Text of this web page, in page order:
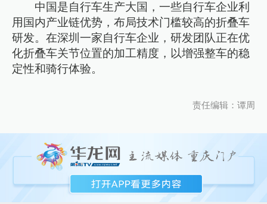
中国是自行车生产大国，一些自行车企业利
用国内产业链优势，布局技术门槛较高的折叠车
研发。在深圳一家自行车企业，研发团队正在优
化折叠车关节位置的加工精度，以增强整车的稳
定性和骑行体验。
责任编辑：谭周